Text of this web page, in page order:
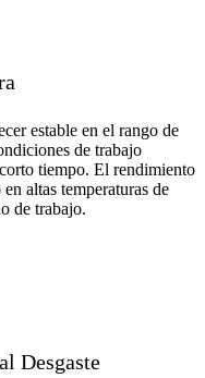
estable en el rango de
de trabajo
tiempo. El rendimiento
altas temperaturas de
de trabajo.
Desgaste